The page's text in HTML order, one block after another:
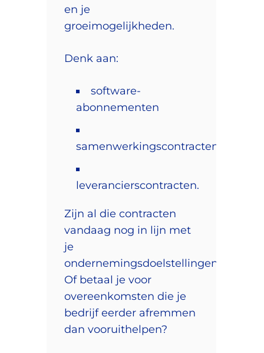
en je
groeimogelijkheden.
Denk aan:
software-
abonnementen
samenwerkingscontracten
leverancierscontracten.
Zijn al die contracten
vandaag nog in lijn met
je
ondernemingsdoelstellingen?
Of betaal je voor
overeenkomsten die je
bedrijf eerder afremmen
dan vooruithelpen?